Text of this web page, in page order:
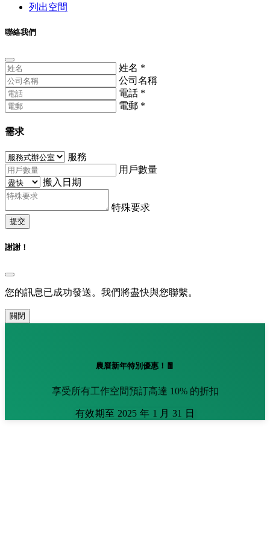
列出空間
聯絡我們
姓名 *
公司名稱
電話 *
電郵 *
需求
服務
用戶數量
搬入日期
特殊要求
提交
謝謝！
您的訊息已成功發送。我們將盡快與您聯繫。
關閉
農曆新年特別優惠！🧧
享受所有工作空間預訂高達 10% 的折扣
有效期至 2025 年 1 月 31 日